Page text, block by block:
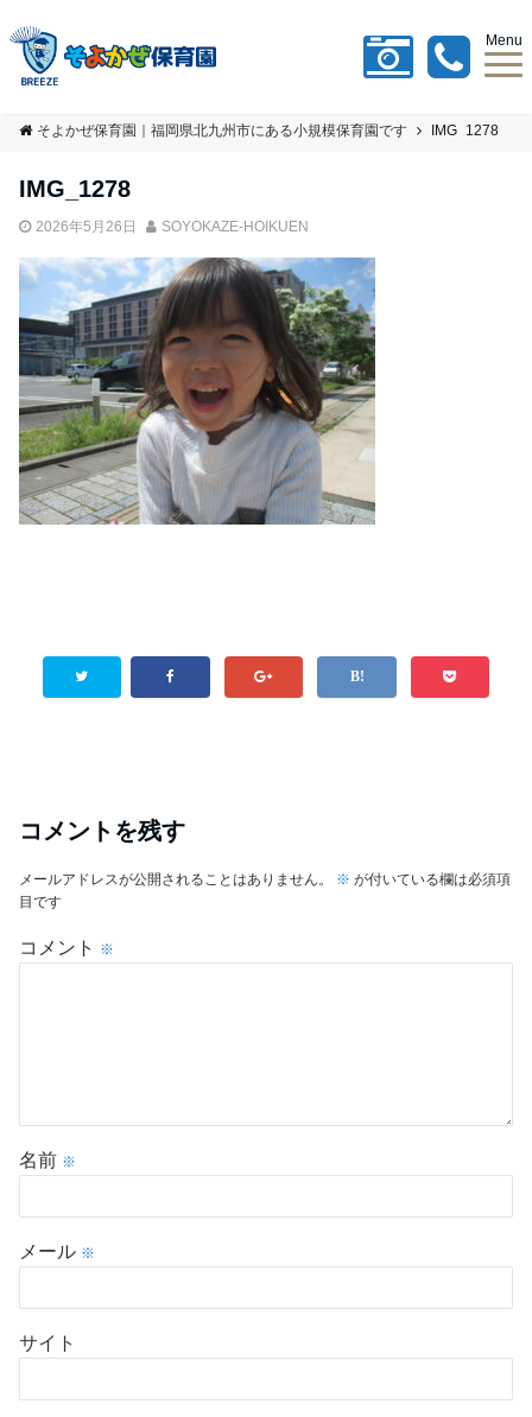
Menu
そよかぜ保育園｜福岡県北九州市にある小規模保育園です IMG_1278
IMG_1278
2026年5月26日 SOYOKAZE-HOIKUEN
コメントを残す
メールアドレスが公開されることはありません。 ※ が付いている欄は必須項
目です
コメント ※
名前 ※
メール ※
サイト